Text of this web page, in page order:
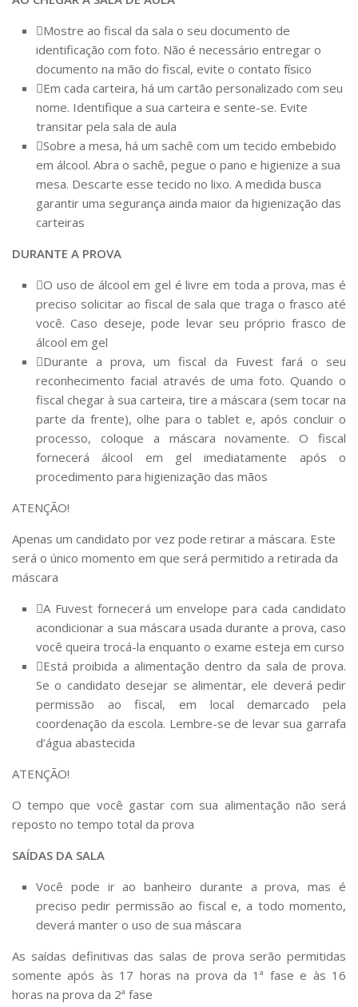
Mostre ao fiscal da sala o seu documento de
identificação com foto. Não é necessário entregar o
documento na mão do fiscal, evite o contato físico
Em cada carteira, há um cartão personalizado com seu
nome. Identifique a sua carteira e sente-se. Evite
transitar pela sala de aula
Sobre a mesa, há um sachê com um tecido embebido
em álcool. Abra o sachê, pegue o pano e higienize a sua
mesa. Descarte esse tecido no lixo. A medida busca
garantir uma segurança ainda maior da higienização das
carteiras
DURANTE A PROVA
O uso de álcool em gel é livre em toda a prova, mas é
preciso solicitar ao fiscal de sala que traga o frasco até
você. Caso deseje, pode levar seu próprio frasco de
álcool em gel
Durante a prova, um fiscal da Fuvest fará o seu
reconhecimento facial através de uma foto. Quando o
fiscal chegar à sua carteira, tire a máscara (sem tocar na
parte da frente), olhe para o tablet e, após concluir o
processo, coloque a máscara novamente. O fiscal
fornecerá álcool em gel imediatamente após o
procedimento para higienização das mãos
ATENÇÃO!
Apenas um candidato por vez pode retirar a máscara. Este
será o único momento em que será permitido a retirada da
máscara
A Fuvest fornecerá um envelope para cada candidato
acondicionar a sua máscara usada durante a prova, caso
você queira trocá-la enquanto o exame esteja em curso
Está proibida a alimentação dentro da sala de prova.
Se o candidato desejar se alimentar, ele deverá pedir
permissão ao fiscal, em local demarcado pela
coordenação da escola. Lembre-se de levar sua garrafa
d’água abastecida
ATENÇÃO!
O tempo que você gastar com sua alimentação não será
reposto no tempo total da prova
SAÍDAS DA SALA
Você pode ir ao banheiro durante a prova, mas é
preciso pedir permissão ao fiscal e, a todo momento,
deverá manter o uso de sua máscara
As saídas definitivas das salas de prova serão permitidas
somente após às 17 horas na prova da 1ª fase e às 16
horas na prova da 2ª fase